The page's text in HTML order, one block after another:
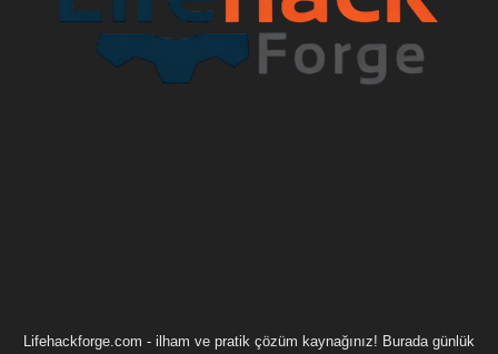
Lifehackforge.com - ilham ve pratik çözüm kaynağınız! Burada günlük